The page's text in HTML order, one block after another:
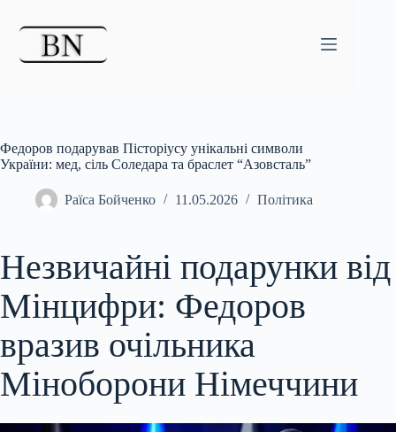
Федоров подарував Пісторіусу унікальні символи
України: мед, сіль Соледара та браслет “Азовсталь”
Раїса Бойченко 11.05.2026 Політика
Незвичайні подарунки від
Мінцифри: Федоров
вразив очільника
Міноборони Німеччини